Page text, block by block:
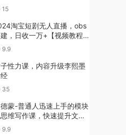
15
淘宝短剧无人直播，obs
，日收一万+【视频教程
材+软件】
9.9
性力课，内容升级李熙墨
35
蒙-普通人迅速上手的模块
维写作课，快速提升文案
9.9